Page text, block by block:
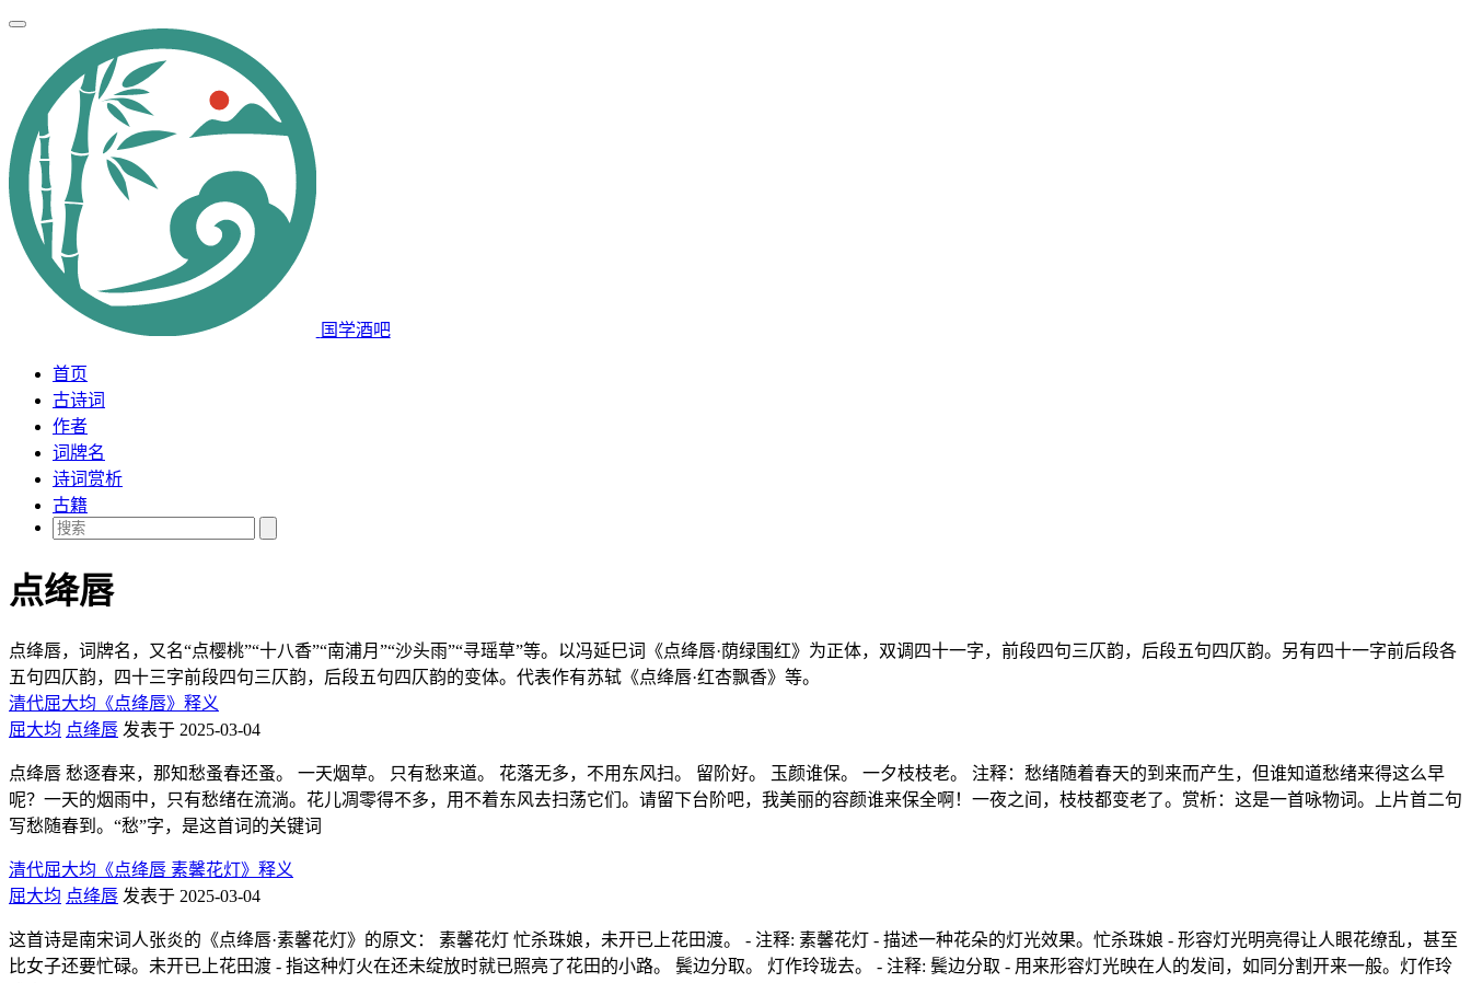
国学酒吧
首页
古诗词
作者
词牌名
诗词赏析
古籍
点绛唇
点绛唇，词牌名，又名“点樱桃”“十八香”“南浦月”“沙头雨”“寻瑶草”等。以冯延巳词《点绛唇·荫绿围红》为正体，双调四十一字，前段四句三仄韵，后段五句四仄韵。另有四十一字前后段各
五句四仄韵，四十三字前段四句三仄韵，后段五句四仄韵的变体。代表作有苏轼《点绛唇·红杏飘香》等。
清代屈大均《点绛唇》释义
屈大均 点绛唇 发表于 2025-03-04
点绛唇 愁逐春来，那知愁蚤春还蚤。 一天烟草。 只有愁来道。 花落无多，不用东风扫。 留阶好。 玉颜谁保。 一夕枝枝老。 注释：愁绪随着春天的到来而产生，但谁知道愁绪来得这么早
呢？一天的烟雨中，只有愁绪在流淌。花儿凋零得不多，用不着东风去扫荡它们。请留下台阶吧，我美丽的容颜谁来保全啊！一夜之间，枝枝都变老了。赏析：这是一首咏物词。上片首二句
写愁随春到。“愁”字，是这首词的关键词
清代屈大均《点绛唇 素馨花灯》释义
屈大均 点绛唇 发表于 2025-03-04
这首诗是南宋词人张炎的《点绛唇·素馨花灯》的原文： 素馨花灯 忙杀珠娘，未开已上花田渡。 - 注释: 素馨花灯 - 描述一种花朵的灯光效果。忙杀珠娘 - 形容灯光明亮得让人眼花缭乱，甚至
比女子还要忙碌。未开已上花田渡 - 指这种灯火在还未绽放时就已照亮了花田的小路。 鬓边分取。 灯作玲珑去。 - 注释: 鬓边分取 - 用来形容灯光映在人的发间，如同分割开来一般。灯作玲